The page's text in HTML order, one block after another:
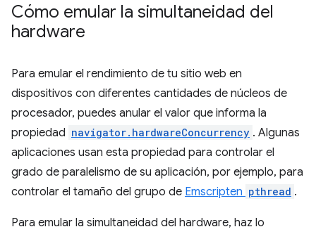
Cómo emular la simultaneidad del
hardware
Para emular el rendimiento de tu sitio web en
dispositivos con diferentes cantidades de núcleos de
procesador, puedes anular el valor que informa la
propiedad navigator.hardwareConcurrency . Algunas
aplicaciones usan esta propiedad para controlar el
grado de paralelismo de su aplicación, por ejemplo, para
controlar el tamaño del grupo de Emscripten pthread .
Para emular la simultaneidad del hardware, haz lo